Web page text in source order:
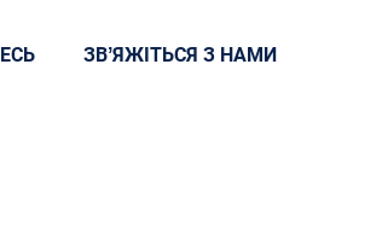
ЗВʼЯЖІТЬСЯ З НАМИ